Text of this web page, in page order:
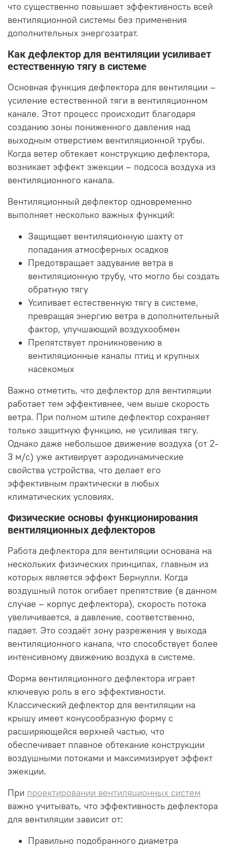
что существенно повышает эффективность всей
вентиляционной системы без применения
дополнительных энергозатрат.
Как дефлектор для вентиляции усиливает
естественную тягу в системе
Основная функция дефлектора для вентиляции –
усиление естественной тяги в вентиляционном
канале. Этот процесс происходит благодаря
созданию зоны пониженного давления над
выходным отверстием вентиляционной трубы.
Когда ветер обтекает конструкцию дефлектора,
возникает эффект эжекции – подсоса воздуха из
вентиляционного канала.
Вентиляционный дефлектор одновременно
выполняет несколько важных функций:
Защищает вентиляционную шахту от
попадания атмосферных осадков
Предотвращает задувание ветра в
вентиляционную трубу, что могло бы создать
обратную тягу
Усиливает естественную тягу в системе,
превращая энергию ветра в дополнительный
фактор, улучшающий воздухообмен
Препятствует проникновению в
вентиляционные каналы птиц и крупных
насекомых
Важно отметить, что дефлектор для вентиляции
работает тем эффективнее, чем выше скорость
ветра. При полном штиле дефлектор сохраняет
только защитную функцию, не усиливая тягу.
Однако даже небольшое движение воздуха (от 2-
3 м/с) уже активирует аэродинамические
свойства устройства, что делает его
эффективным практически в любых
климатических условиях.
Физические основы функционирования
вентиляционных дефлекторов
Работа дефлектора для вентиляции основана на
нескольких физических принципах, главным из
которых является эффект Бернулли. Когда
воздушный поток огибает препятствие (в данном
случае – корпус дефлектора), скорость потока
увеличивается, а давление, соответственно,
падает. Это создаёт зону разрежения у выхода
вентиляционного канала, что способствует более
интенсивному движению воздуха в системе.
Форма вентиляционного дефлектора играет
ключевую роль в его эффективности.
Классический дефлектор для вентиляции на
крышу имеет конусообразную форму с
расширяющейся верхней частью, что
обеспечивает плавное обтекание конструкции
воздушными потоками и максимизирует эффект
эжекции.
При проектировании вентиляционных систем
важно учитывать, что эффективность дефлектора
для вентиляции зависит от:
Правильно подобранного диаметра